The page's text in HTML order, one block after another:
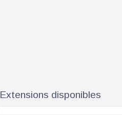
Extensions disponibles